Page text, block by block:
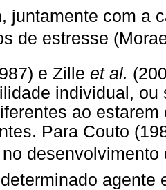
juntamente com a
de estresse
e Zille et al.
individual,
ao
Para Couto
desenvolvimento
agente